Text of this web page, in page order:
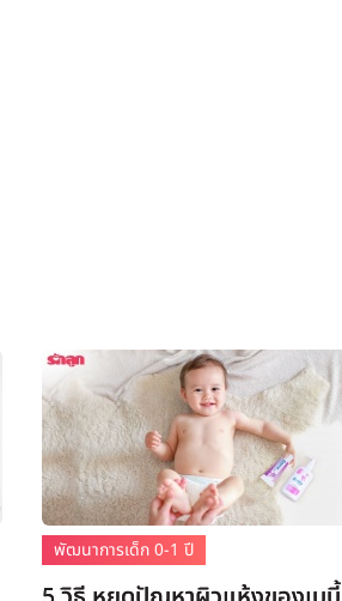
พัฒนาการเด็ก 0-1 ปี